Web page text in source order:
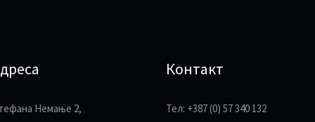
Немање 2,
Контакт
Тел: +387 (0) 57 340 132